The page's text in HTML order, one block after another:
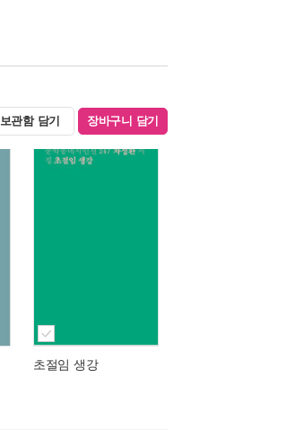
보관함 담기 장바구니 담기
초절임 생강